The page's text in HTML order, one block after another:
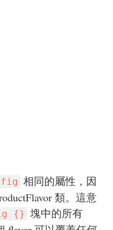
相同的屬性，因
類。這意
{} 塊中的所有